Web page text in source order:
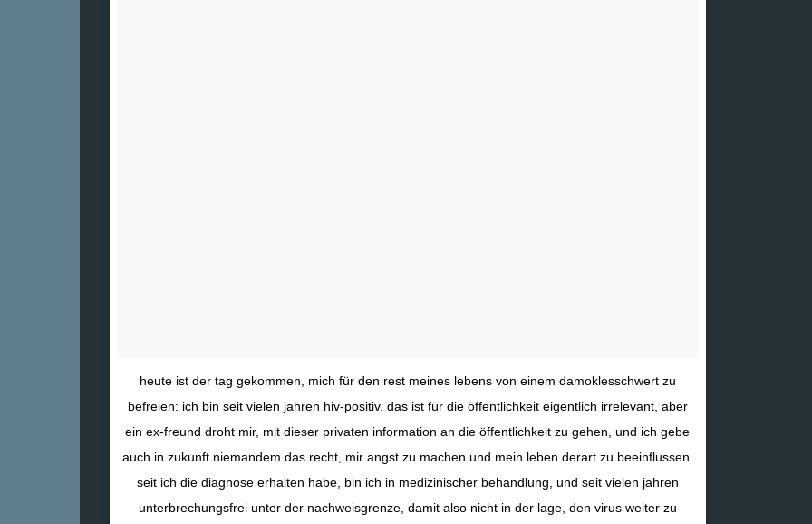
heute ist der tag gekommen, mich für den rest meines lebens von einem damoklesschwert zu
befreien: ich bin seit vielen jahren hiv-positiv. das ist für die öffentlichkeit eigentlich irrelevant, aber
ein ex-freund droht mir, mit dieser privaten information an die öffentlichkeit zu gehen, und ich gebe
auch in zukunft niemandem das recht, mir angst zu machen und mein leben derart zu beeinflussen.
seit ich die diagnose erhalten habe, bin ich in medizinischer behandlung, und seit vielen jahren
unterbrechungsfrei unter der nachweisgrenze, damit also nicht in der lage, den virus weiter zu